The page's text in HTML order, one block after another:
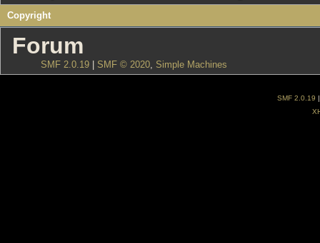
Copyright
Forum
SMF 2.0.19| SMF © 2020, Simple Machines
SMF 2.0.19